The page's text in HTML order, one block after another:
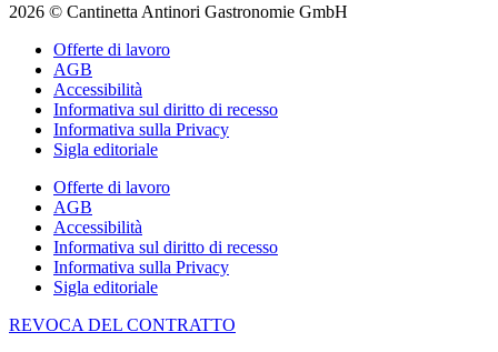
2026 © Cantinetta Antinori Gastronomie GmbH
Offerte di lavoro
AGB
Accessibilità
Informativa sul diritto di recesso
Informativa sulla Privacy
Sigla editoriale
Offerte di lavoro
AGB
Accessibilità
Informativa sul diritto di recesso
Informativa sulla Privacy
Sigla editoriale
REVOCA DEL CONTRATTO